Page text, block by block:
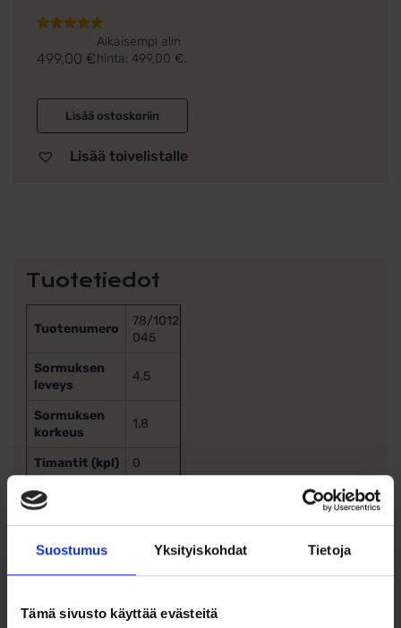
Suostumus Yksityiskohdat Tietoja
Tämä sivusto käyttää evästeitä
tuotteesta:
499,00 €
Aikaisempi alin
hinta: 499,00 €.
Lisää ostoskoriin
Lisää toivelistalle
Tuotetiedot
Tuotenumero
78/10120-
045
Sormuksen
leveys
4,5
Sormuksen
korkeus
1,8
Timantit (kpl)
0
Timanttien
paino
Timanttien
laatu
Kaiverrus
Muistathan varmistaa oikean sormuskoon, sillä kaiverretuilla